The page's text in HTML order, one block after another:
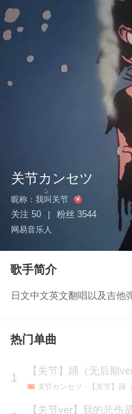
关节カンセツ
昵称： 我叫关节
关注 50 粉丝 3544
网易音乐人
歌手简介
日文中文英文翻唱以及吉他
热门单曲
1
【关节】踊（无后期ver
关节カンセツ - 【关节】踊
【关节ver】我的悲伤